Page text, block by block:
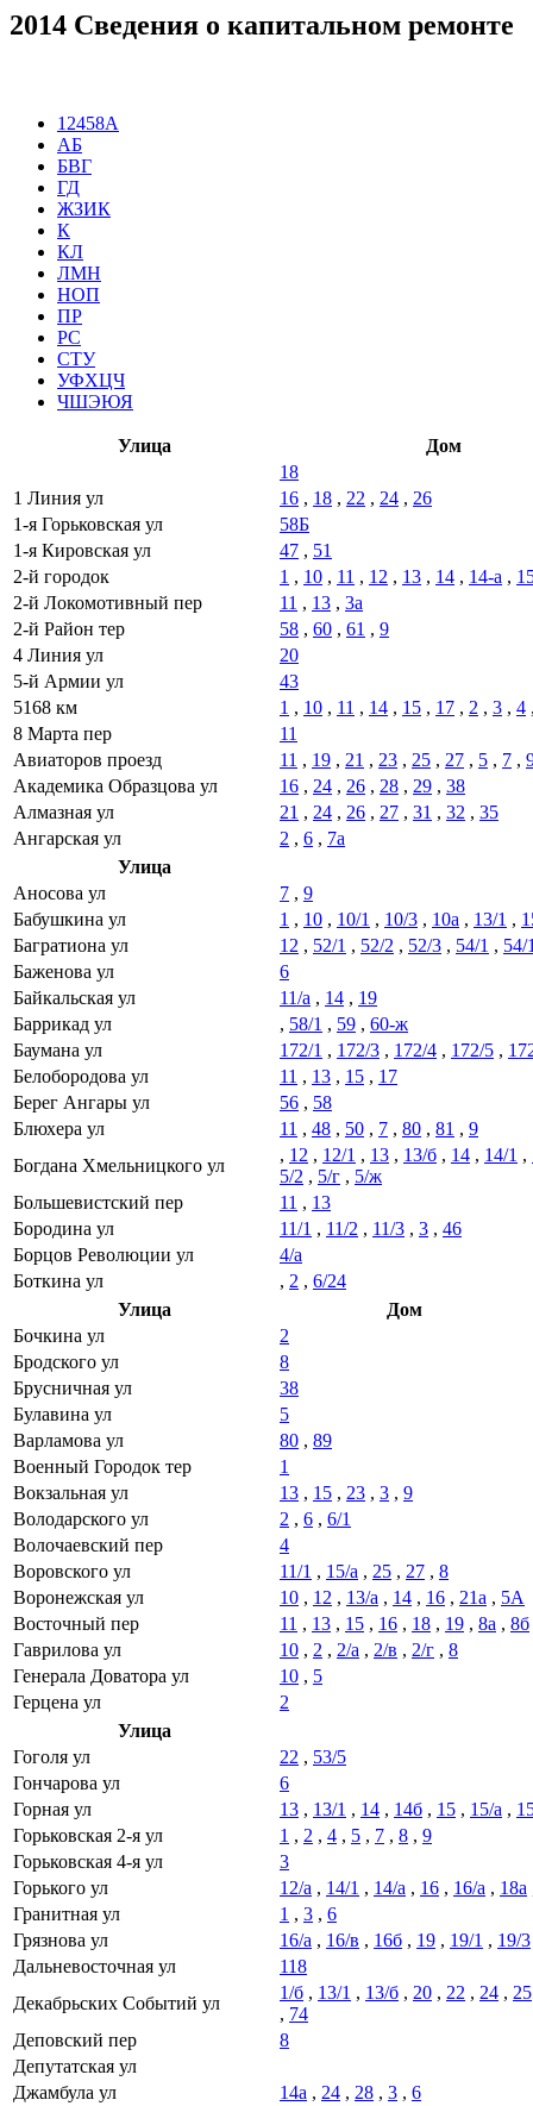
2014 Сведения о капитальном ремонте
12458А
АБ
БВГ
ГД
ЖЗИК
К
КЛ
ЛМН
НОП
ПР
РС
СТУ
УФХЦЧ
ЧШЭЮЯ
Улица
Дом
18
1 Линия ул
16 , 18 , 22 , 24 , 26
1-я Горьковская ул
58Б
1-я Кировская ул
47 , 51
2-й городок
1 , 10 , 11 , 12 , 13 , 14 , 14-а ,
2-й Локомотивный пер
11 , 13 , 3а
2-й Район тер
58 , 60 , 61 , 9
4 Линия ул
20
5-й Армии ул
43
5168 км
1 , 10 , 11 , 14 , 15 , 17 , 2 , 3 , 4
8 Марта пер
11
Авиаторов проезд
11 , 19 , 21 , 23 , 25 , 27 , 5 , 7 ,
Академика Образцова ул
16 , 24 , 26 , 28 , 29 , 38
Алмазная ул
21 , 24 , 26 , 27 , 31 , 32 , 35
Ангарская ул
2 , 6 , 7а
Улица
Аносова ул
7 , 9
Бабушкина ул
1 , 10 , 10/1 , 10/3 , 10а , 13/1 ,
Багратиона ул
12 , 52/1 , 52/2 , 52/3 , 54/1 , 54/
Баженова ул
6
Байкальская ул
11/а , 14 , 19
Баррикад ул
, 58/1 , 59 , 60-ж
Баумана ул
172/1 , 172/3 , 172/4 , 172/5 ,
Белобородова ул
11 , 13 , 15 , 17
Берег Ангары ул
56 , 58
Блюхера ул
11 , 48 , 50 , 7 , 80 , 81 , 9
Богдана Хмельницкого ул
, 12 , 12/1 , 13 , 13/б , 14 , 14/1 ,
5/2 , 5/г , 5/ж
Большевистский пер
11 , 13
Бородина ул
11/1 , 11/2 , 11/3 , 3 , 46
Борцов Революции ул
4/а
Боткина ул
, 2 , 6/24
Улица
Дом
Бочкина ул
2
Бродского ул
8
Брусничная ул
38
Булавина ул
5
Варламова ул
80 , 89
Военный Городок тер
1
Вокзальная ул
13 , 15 , 23 , 3 , 9
Володарского ул
2 , 6 , 6/1
Волочаевский пер
4
Воровского ул
11/1 , 15/а , 25 , 27 , 8
Воронежская ул
10 , 12 , 13/а , 14 , 16 , 21а , 5А
Восточный пер
11 , 13 , 15 , 16 , 18 , 19 , 8а , 8б
Гаврилова ул
10 , 2 , 2/а , 2/в , 2/г , 8
Генерала Доватора ул
10 , 5
Герцена ул
2
Улица
Гоголя ул
22 , 53/5
Гончарова ул
6
Горная ул
13 , 13/1 , 14 , 14б , 15 , 15/а ,
Горьковская 2-я ул
1 , 2 , 4 , 5 , 7 , 8 , 9
Горьковская 4-я ул
3
Горького ул
12/а , 14/1 , 14/а , 16 , 16/а , 18а
Гранитная ул
1 , 3 , 6
Грязнова ул
16/а , 16/в , 16б , 19 , 19/1 , 19/3
Дальневосточная ул
118
Декабрьских Событий ул
1/б , 13/1 , 13/б , 20 , 22 , 24 , 25
, 74
Деповский пер
8
Депутатская ул
Джамбула ул
14а , 24 , 28 , 3 , 6